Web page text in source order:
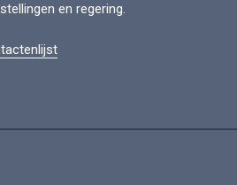
en regering.